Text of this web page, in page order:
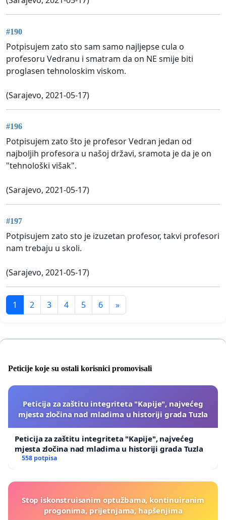
#190
Potpisujem zato sto sam samo najljepse cula o
profesoru Vedranu i smatram da on NE smije biti
proglasen tehnoloskim viskom.
(Sarajevo, 2021-05-17)
#196
Potpisujem zato što je profesor Vedran jedan od
najboljih profesora u našoj državi, sramota je da je on
"tehnološki višak".
(Sarajevo, 2021-05-17)
#197
Potpisujem zato sto je izuzetan profesor, takvi profesori
nam trebaju u skoli.
(Sarajevo, 2021-05-17)
1 2 3 4 5 6 »
Peticije koje su ostali korisnici promovisali
Peticija za zaštitu integriteta "Kapije", najvećeg
mjesta zločina nad mladima u historiji grada Tuzla
Peticija za zaštitu integriteta "Kapije", najvećeg
mjesta zločina nad mladima u historiji grada Tuzla
558 potpisa
Stop iskonstruisanim optužbama, kontinuiranim
progonima, prijetnjama, hapšenjima